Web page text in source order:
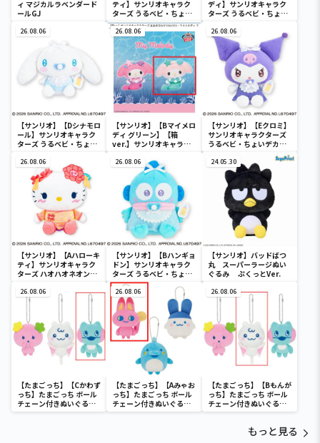
ィ マジカルラベンダード
ールGJ
ティ】サンリオキャラク
ターズ うるベビ・ちょい
デカドール
ディ】サンリオキャラク
ターズ うるベビ・ちょい
26.08.06
【サンリオ】【Dシナモロ
ール】サンリオキャラク
ターズ うるベビ・ちょい
26.08.06
【サンリオ】【Bマイメロ
ディ グリーン】【箱
ver.】サンリオキャラク
SOFVIMATES～マイメロ
ディ マーメイドver. ～
26.08.06
【サンリオ】【Eクロミ】
サンリオキャラクターズ
うるベビ・ちょいデカド
26.08.06
【サンリオ】【Aハローキ
ティ】サンリオキャラク
ターズ ハオハオネオンタ
26.08.06
【サンリオ】【Bハンギョ
ドン】サンリオキャラク
ターズ うるベビ・ちょい
デカドール
24.05.30
【サンリオ】バッドばつ
丸 スーパーラージぬい
ぐるみ ぷくっとVer.
26.08.06
【たまごっち】【Cかわず
っち】たまごっち ボール
チェーン付きぬいぐるみ
～Tamagotchi
26.08.06
【たまごっち】【Aみゃお
っち】たまごっち ボール
チェーン付きぬいぐるみ
～Tamagotchi
26.08.06
【たまごっち】【Bもんが
っち】たまごっち ボール
チェーン付きぬいぐるみ
～Tamagotchi
もっと見る